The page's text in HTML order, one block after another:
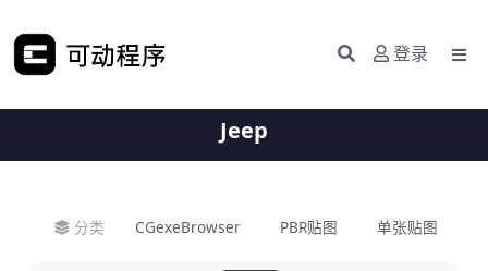
登录
Jeep
分类 CGexeBrowser PBR贴图 单张贴图